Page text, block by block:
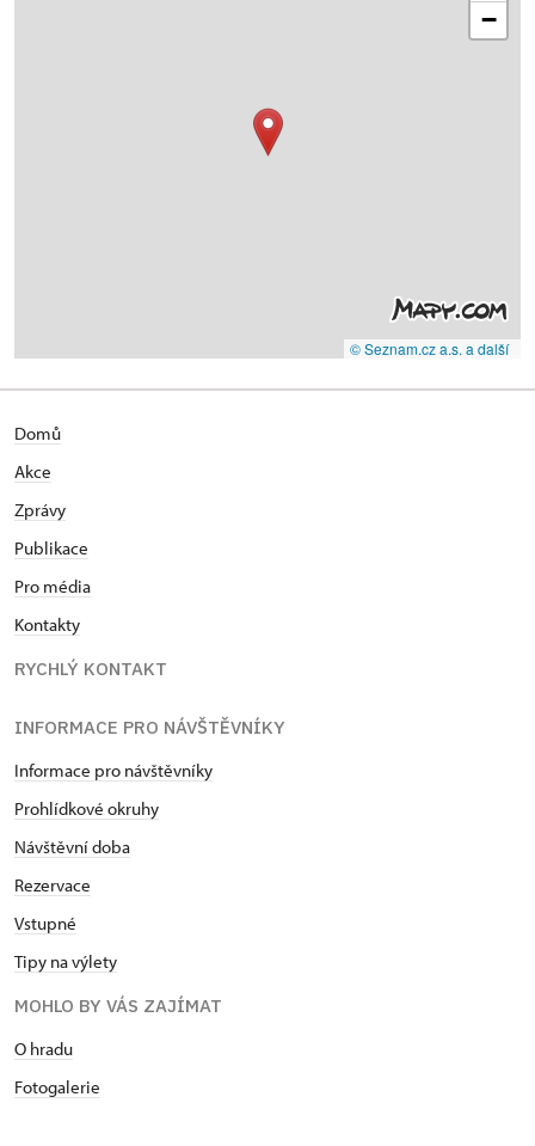
−
© Seznam.cz a.s. a další
Domů
Akce
Zprávy
Publikace
Pro média
Kontakty
RYCHLÝ KONTAKT
INFORMACE PRO NÁVŠTĚVNÍKY
Informace pro návštěvníky
Prohlídkové okruhy
Návštěvní doba
Rezervace
Vstupné
Tipy na výlety
MOHLO BY VÁS ZAJÍMAT
O hradu
Fotogalerie